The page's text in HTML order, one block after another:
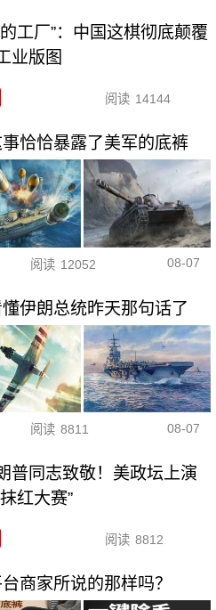
工厂”：中国这棋彻底颠覆
业版图
阅读 14144
恰恰暴露了美军的底裤
阅读 12052 08-07
伊朗总统昨天那句话了
阅读 8811 08-07
普同志致敬！美政坛上演
红大赛”
阅读 8812
商家所说的那样吗？